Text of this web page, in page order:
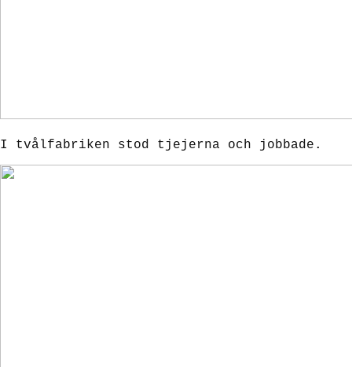
I tvålfabriken stod tjejerna och jobbade.